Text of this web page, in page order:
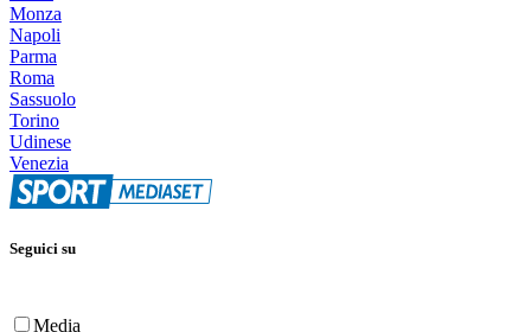
Monza
Napoli
Parma
Roma
Sassuolo
Torino
Udinese
Venezia
Seguici su
Media